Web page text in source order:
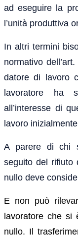
ad eseguire la
l’unità produttiva
In altri termini
normativo
datore di lavoro
lavoratore ha
all’interesse di
lavoro
A parere di chi
seguito del rifiuto
nullo deve
E non può
lavoratore che si
nullo. Il